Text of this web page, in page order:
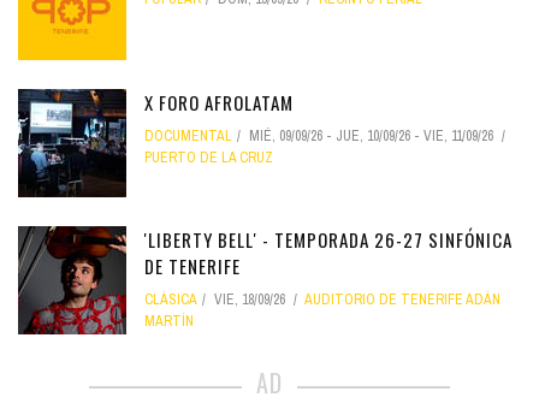
X FORO AFROLATAM
DOCUMENTAL MIÉ, 09/09/26 - JUE, 10/09/26 - VIE, 11/09/26
PUERTO DE LA CRUZ
'LIBERTY BELL' - TEMPORADA 26-27 SINFÓNICA
DE TENERIFE
CLÁSICA VIE, 18/09/26
AUDITORIO DE TENERIFE ADÁN
MARTÍN
AD